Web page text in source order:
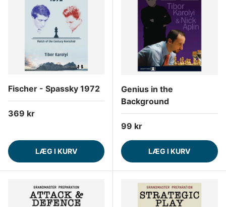
Fischer - Spassky 1972
Normalpris
369 kr
LÆG I KURV
Genius in the
Background
Normalpris
99 kr
LÆG I KURV